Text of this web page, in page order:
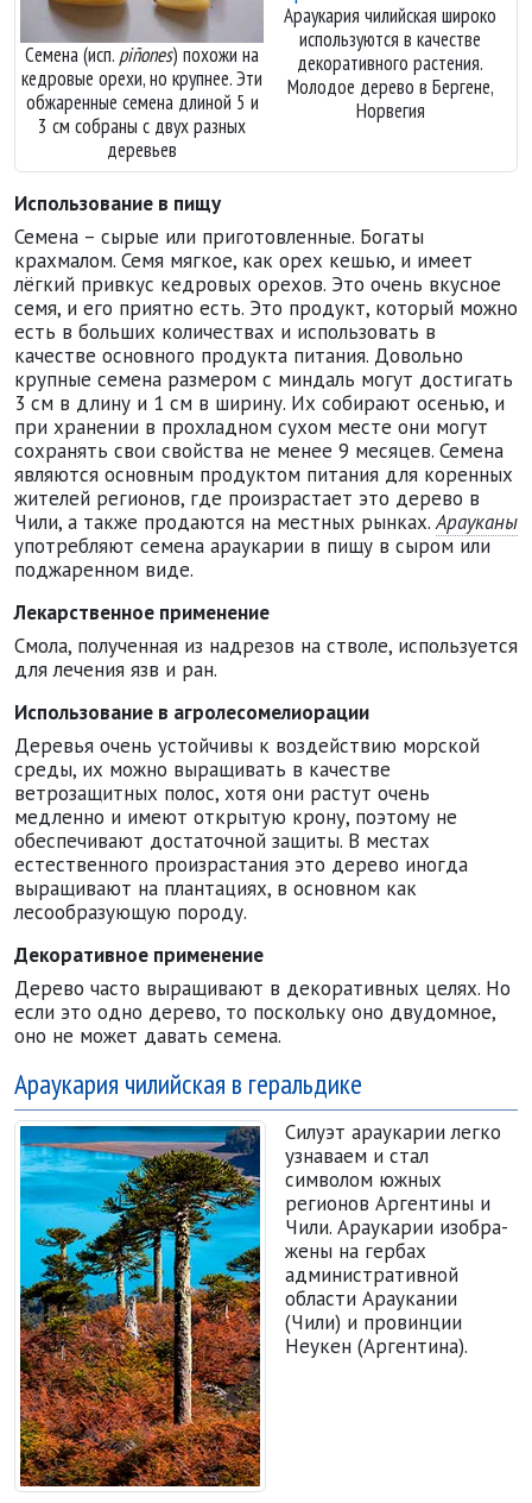
Семена (исп.piñones) похожи на
кедровые орехи, но крупнее. Эти
обжаренные семена длиной 5 и
3 см собраны с двух разных
деревьев
Араукария чилийская широко
используются в качестве
декоративного растения.
Молодое дерево в Бергене,
Норвегия
Использование в пищу
Семена – сырые или приготовленные. Богаты
крахмалом. Семя мягкое, как орех кешью, и имеет
лёгкий привкус кедровых орехов. Это очень вкусное
семя, и его приятно есть. Это продукт, который можно
есть в больших количествах и использовать в
качестве основного продукта питания. Довольно
крупные семена размером с миндаль могут достигать
3 см в длину и 1 см в ширину. Их собирают осенью, и
при хранении в прохладном сухом месте они могут
сохранять свои свойства не менее 9 месяцев. Семена
являются основным продуктом питания для коренных
жителей регионов, где произрастает это дерево в
Чили, а также продаются на местных рынках.Арауканы
употребляют семена араукарии в пищу в сыром или
поджаренном виде.
Лекарственное применение
Смола, полученная из надрезов на стволе, используется
для лечения язв и ран.
Использование в агролесомелиорации
Деревья очень устойчивы к воздействию морской
среды, их можно выращивать в качестве
ветрозащитных полос, хотя они растут очень
медленно и имеют открытую крону, поэтому не
обеспечивают достаточной защиты. В местах
естественного произрастания это дерево иногда
выращивают на плантациях, в основном как
лесообразующую породу.
Декоративное применение
Дерево часто выращивают в декоративных целях. Но
если это одно дерево, то поскольку оно двудомное,
оно не может давать семена.
Араукария чилийская в геральдике
Силуэт араукарии легко
узнаваем и стал
символом южных
регионов Аргентины и
Чили. Араукарии изобра­
жены на гербах
административ­ной
области Араукании
(Чили) и провинции
Неукен (Аргентина).